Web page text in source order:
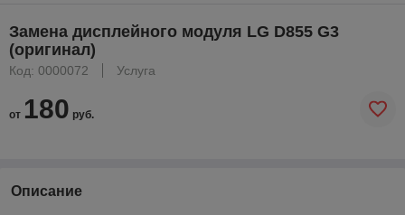
Замена дисплейного модуля LG D855 G3
(оригинал)
Код: 0000072 Услуга
от 180 руб.
Описание